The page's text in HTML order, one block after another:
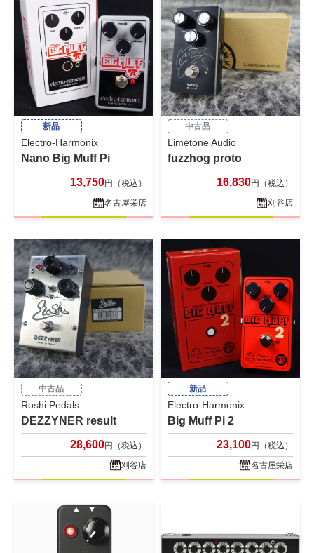
新品
Electro-Harmonix
Nano Big Muff Pi
13,750円（税込）
名古屋栄店
中古品
Limetone Audio
fuzzhog proto
16,830円（税込）
刈谷店
中古品
Roshi Pedals
DEZZYNER result
28,600円（税込）
刈谷店
新品
Electro-Harmonix
Big Muff Pi 2
23,100円（税込）
名古屋栄店